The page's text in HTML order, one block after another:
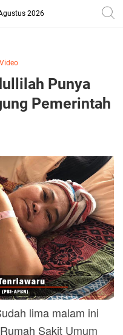
2026
Video
Punya
Pemerintah
lima malam ini
Sakit Umum